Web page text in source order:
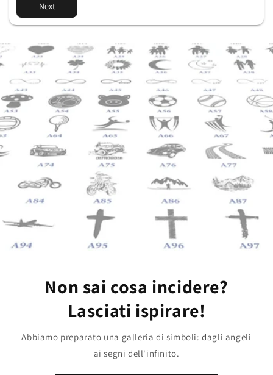
Next
Non sai cosa incidere?
Lasciati ispirare!
Abbiamo preparato una galleria di simboli: dagli angeli
ai segni dell'infinito.